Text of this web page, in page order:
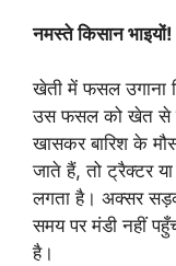
नमस्ते किसान भाइयों!
खेती में फसल उगाना
उस फसल को खेत से
खासकर बारिश के
जाते हैं, तो ट्रैक्टर
लगता है। अक्सर
समय पर मंडी नहीं
है।